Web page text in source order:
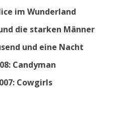
im Wunderland
die starken Männer
und eine Nacht
Candyman
Cowgirls